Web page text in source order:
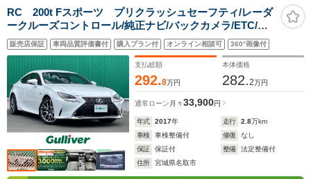
RC 200t Fスポーツ プリクラッシュセーフティ/レーダ
ークルーズコントロール/純正ナビ/バックカメラ/ETC/本
革シート/シートヒーター/ベンチレーション/パワーシー
ト/スペアタイヤ/純正19インチアルミホイール
販売店保証 車両品質評価書付 購入プラン付 オンライン相談可 360°画像付
支払総額
292.8万円
本体価格
282.2万円
通常ローン 月々33,900円
年式 2017年 走行 2.8万km
車検
車検整備付 修復
なし
保証
保証付 整備
法定整備付
住所
宮城県名取市